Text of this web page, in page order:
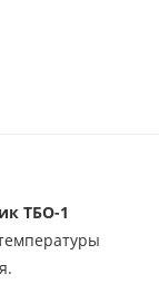
ТБО-1